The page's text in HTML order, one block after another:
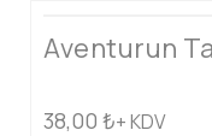
Aventurun
38,00 ₺+ KDV